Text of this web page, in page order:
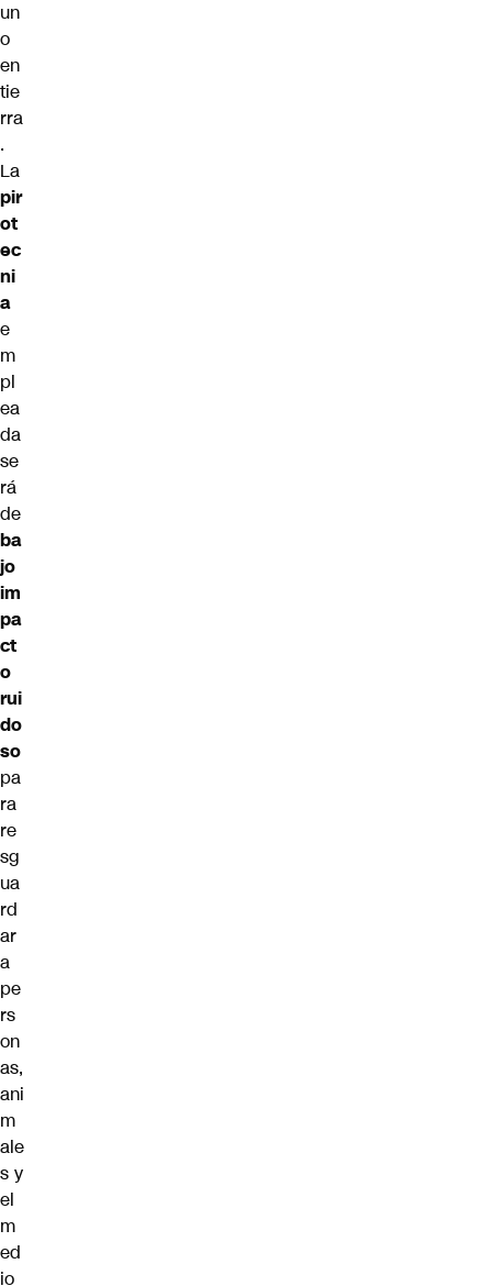
un
o
en
tie
rra
.
La
pir
ot
ec
ni
a
e
m
pl
ea
da
se
rá
de
ba
jo
im
pa
ct
o
rui
do
so
pa
ra
re
sg
ua
rd
ar
a
pe
rs
on
as,
ani
m
ale
s y
el
m
ed
io